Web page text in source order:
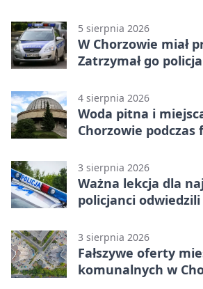
5 sierpnia 2026
W Chorzowie miał
Zatrzymał go
4 sierpnia 2026
Woda pitna i
Chorzowie podczas
3 sierpnia 2026
Ważna lekcja dla
policjanci odwiedzili
3 sierpnia 2026
Fałszywe oferty
komunalnych w